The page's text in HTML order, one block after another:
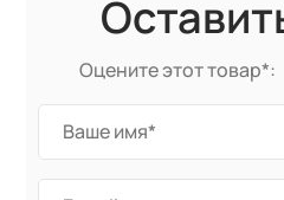
Оцените этот товар*: